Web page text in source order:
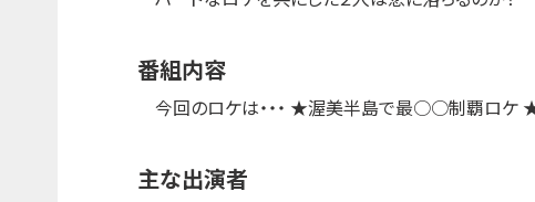
番組内容
今回のロケは・・・ ★渥美半島で最○○制覇ロケ
主な出演者